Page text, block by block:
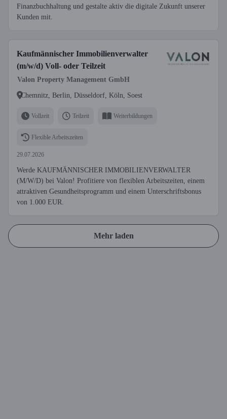
Finanzbuchhaltung und gestalte aktiv die digitale Zukunft unserer
Kunden mit.
Kaufmännischer Immobilienverwalter
(m/w/d) Voll- oder Teilzeit
Valon Property Management GmbH
Chemnitz, Berlin, Düsseldorf, Köln, Soest
Vollzeit Teilzeit Weiterbildungen
Flexible Arbeitszeiten
29.07.2026
Werde KAUFMÄNNISCHER IMMOBILIENVERWALTER
(M/W/D) bei Valon! Profitiere von flexiblen Arbeitszeiten, einem
attraktiven Gesundheitsprogramm und einem Unterschriftsbonus
von 1.000 EUR.
Mehr laden